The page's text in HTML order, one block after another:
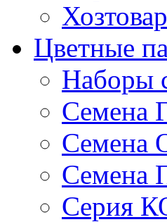
Цветные
Наборы
Семена
Семена
Серия